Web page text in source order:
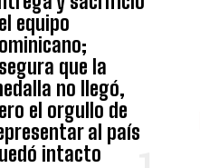
equipo
que la
no llegó,
el orgullo de
al país
intacto